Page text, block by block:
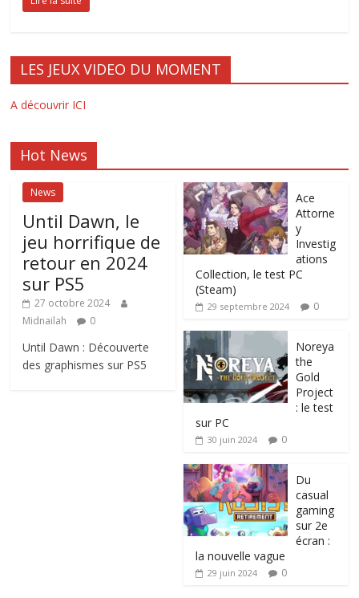
LES JEUX VIDEO DU MOMENT
A découvrir ICI
Hot News
News
Until Dawn, le
jeu horrifique de
retour en 2024
sur PS5
27 octobre 2024
Midnailah
0
Until Dawn : Découverte
des graphismes sur PS5
Ace
Attorne
y
Investig
ations
Collection, le test PC
(Steam)
29 septembre 2024 0
Noreya
the
Gold
Project
: le test
sur PC
30 juin 2024 0
Du
casual
gaming
sur 2e
écran :
la nouvelle vague
29 juin 2024 0